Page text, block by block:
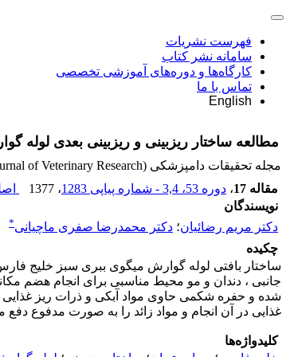
فهرست نشریات
سامانه نشر کتاب
کارگاه‌ها و دوره‌های آموزشی تخصصی
تماس با ما
English
مطالعه ساختار ریزبینی و ریزبینی بعدی
مجله تحقیقات دامپزشکی (Journal of Veterinary Research)
مقاله 17
، دوره 53، 3,4 - شماره پیاپی 1283 ، 1377
نویسندگان
دکتر مریم رضائیان؛ دکتر محمدرضا صفری ماچیانی*
چکیده
ساختار بافتی لوله گوارش میگوی ببری سبز خلیج
جانبی ، دندان و مو محیط مناسبی برای انجام هضم
شده و حفره شکمی حاوی مواد آبکی و ذرات ریز
غذایی در آن انجام و مواد زائد را به صورت مدفوع
کلیدواژه‌ها